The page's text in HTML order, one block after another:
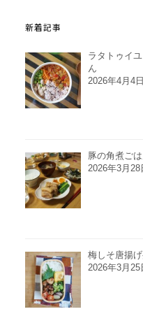
新着記事
ラタトゥイ
ん
2026年4月4日
豚の角煮ご
2026年3月28
梅しそ唐揚
2026年3月25